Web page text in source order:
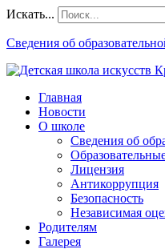
Искать...
Сведения об
Главная
Новости
О школе
Сведения об
Лицензия
Антикоррупция
Безопасность
Независимая
Родителям
Галерея